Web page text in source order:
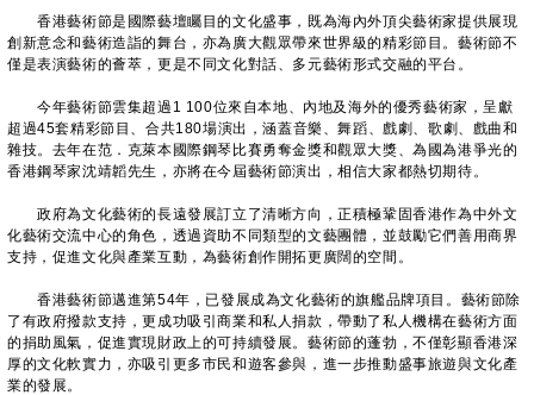
香港藝術節是國際藝壇矚目的文化盛事，既為海內外頂尖藝術家提供展現
創新意念和藝術造詣的舞台，亦為廣大觀眾帶來世界級的精彩節目。藝術節不
僅是表演藝術的薈萃，更是不同文化對話、多元藝術形式交融的平台。
今年藝術節雲集超過1 100位來自本地、內地及海外的優秀藝術家，呈獻
超過45套精彩節目、合共180場演出，涵蓋音樂、舞蹈、戲劇、歌劇、戲曲和
雜技。去年在范．克萊本國際鋼琴比賽勇奪金獎和觀眾大獎、為國為港爭光的
香港鋼琴家沈靖韜先生，亦將在今屆藝術節演出，相信大家都熱切期待。
政府為文化藝術的長遠發展訂立了清晰方向，正積極鞏固香港作為中外文
化藝術交流中心的角色，透過資助不同類型的文藝團體，並鼓勵它們善用商界
支持，促進文化與產業互動，為藝術創作開拓更廣闊的空間。
香港藝術節邁進第54年，已發展成為文化藝術的旗艦品牌項目。藝術節除
了有政府撥款支持，更成功吸引商業和私人捐款，帶動了私人機構在藝術方面
的捐助風氣，促進實現財政上的可持續發展。藝術節的蓬勃，不僅彰顯香港深
厚的文化軟實力，亦吸引更多市民和遊客參與，進一步推動盛事旅遊與文化產
業的發展。